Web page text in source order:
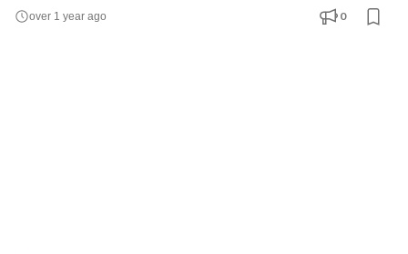
おける興味喚起を促すコンテンツプランニング、それらに紐づく
各施策の戦略立案～提案・実行をおこなっています。 今回は事業
over 1 year ago 0